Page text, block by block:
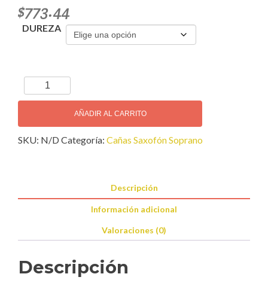
$773.44
DUREZA
Marca
Unic
Caña
Sax
AÑADIR AL CARRITO
SKU: N/D Categoría: Cañas Saxofón Soprano
Descripción
Información adicional
Valoraciones (0)
Descripción